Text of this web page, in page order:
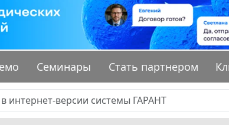
Семинары Стать партнером